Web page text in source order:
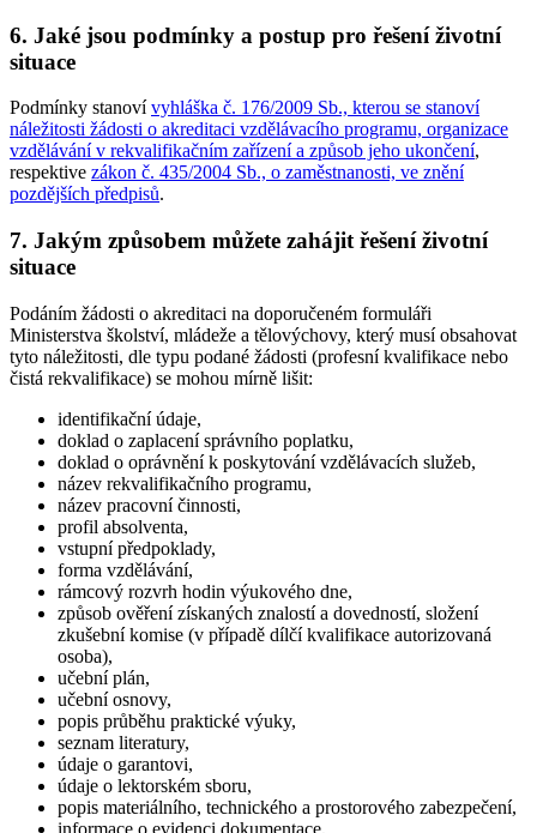
6. Jaké jsou podmínky a postup pro řešení životní
situace
Podmínky stanovívyhláška č. 176/2009 Sb., kterou se stanoví
náležitosti žádosti o akreditaci vzdělávacího programu, organizace
vzdělávání v rekvalifikačním zařízení a způsob jeho ukončení,
respektive zákon č. 435/2004 Sb., o zaměstnanosti, ve znění
pozdějších předpisů.
7. Jakým způsobem můžete zahájit řešení životní
situace
Podáním žádosti o akreditaci na doporučeném formuláři
Ministerstva školství, mládeže a tělovýchovy, který musí obsahovat
tyto náležitosti, dle typu podané žádosti (profesní kvalifikace nebo
čistá rekvalifikace) se mohou mírně lišit:
identifikační údaje,
doklad o zaplacení správního poplatku,
doklad o oprávnění k poskytování vzdělávacích služeb,
název rekvalifikačního programu,
název pracovní činnosti,
profil absolventa,
vstupní předpoklady,
forma vzdělávání,
rámcový rozvrh hodin výukového dne,
způsob ověření získaných znalostí a dovedností, složení
zkušební komise (v případě dílčí kvalifikace autorizovaná
osoba),
učební plán,
učební osnovy,
popis průběhu praktické výuky,
seznam literatury,
údaje o garantovi,
údaje o lektorském sboru,
popis materiálního, technického a prostorového zabezpečení,
informace o evidenci dokumentace,